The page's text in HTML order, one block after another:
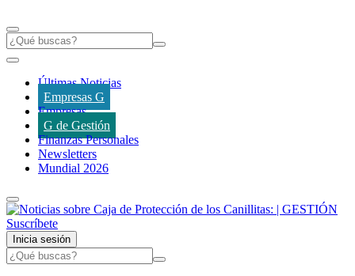
Últimas Noticias
Empresas G
Empresas
G de Gestión
Finanzas Personales
Newsletters
Mundial 2026
Suscríbete
Inicia sesión